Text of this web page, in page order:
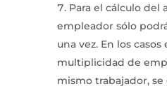
Para el cálculo del
empleador sólo
una vez. En los
multiplicidad de
mismo trabajador, se